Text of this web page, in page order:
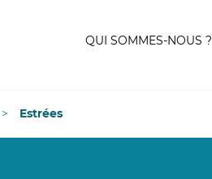
QUI SOMMES-NOUS ?
Estrées